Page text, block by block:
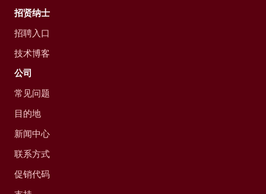
招贤纳士
招聘入口
技术博客
公司
常见问题
目的地
新闻中心
联系方式
促销代码